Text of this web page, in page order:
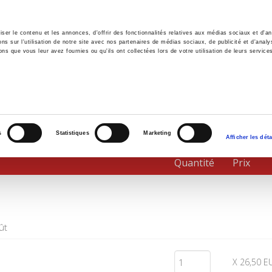
le contenu et les annonces, d'offrir des fonctionnalités relatives aux médias sociaux et
sur l'utilisation de notre site avec nos partenaires de médias sociaux, de publicité et
que vous leur avez fournies ou qu'ils ont collectées lors de votre utilisation de leurs
Statistiques Marketing
Afficher les
Environnement Histoire International
Quantité Prix
X 26,50